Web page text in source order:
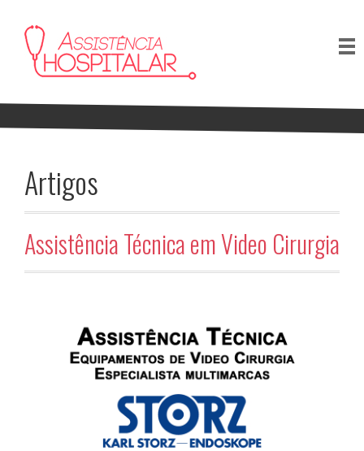
Artigos
Assistência Técnica em Video Cirurgia